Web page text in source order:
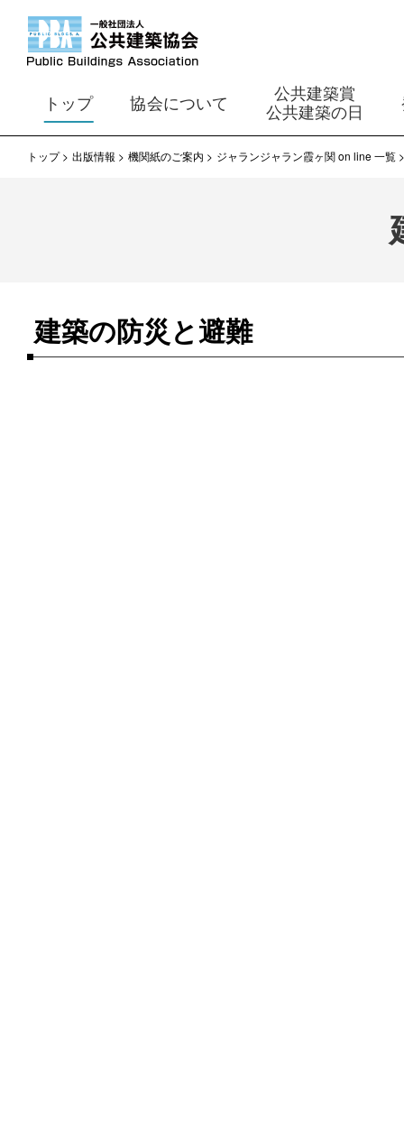
トップ 協会について
公共建築賞
公共建築の日
トップ 出版情報 機関紙のご案内 ジャランジャラン霞ヶ関 on line 一覧
建築の防災と避難